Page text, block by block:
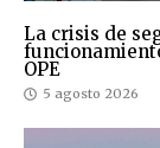
La crisis de
OPE
5 agosto 2026